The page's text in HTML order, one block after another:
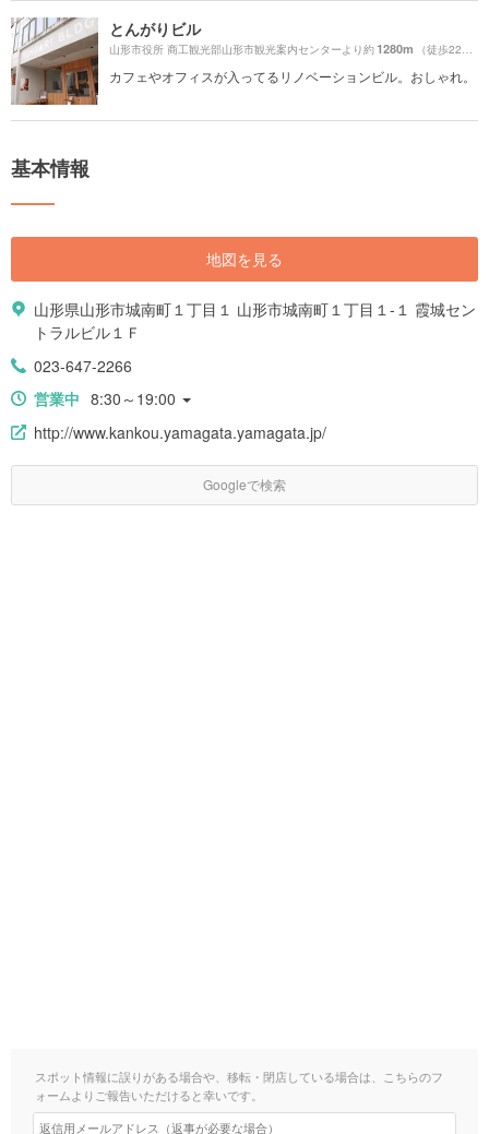
とんがりビル
山形市役所 商工観光部山形市観光案内センターより約1280m （徒歩22分）
カフェやオフィスが入ってるリノベーションビル。おしゃれ。
基本情報
地図を見る
山形県山形市城南町１丁目１ 山形市城南町１丁目１-１ 霞城セン
トラルビル１Ｆ
023-647-2266
営業中 8:30～19:00
http://www.kankou.yamagata.yamagata.jp/
Googleで検索
スポット情報に誤りがある場合や、移転・閉店している場合は、こちらのフ
ォームよりご報告いただけると幸いです。